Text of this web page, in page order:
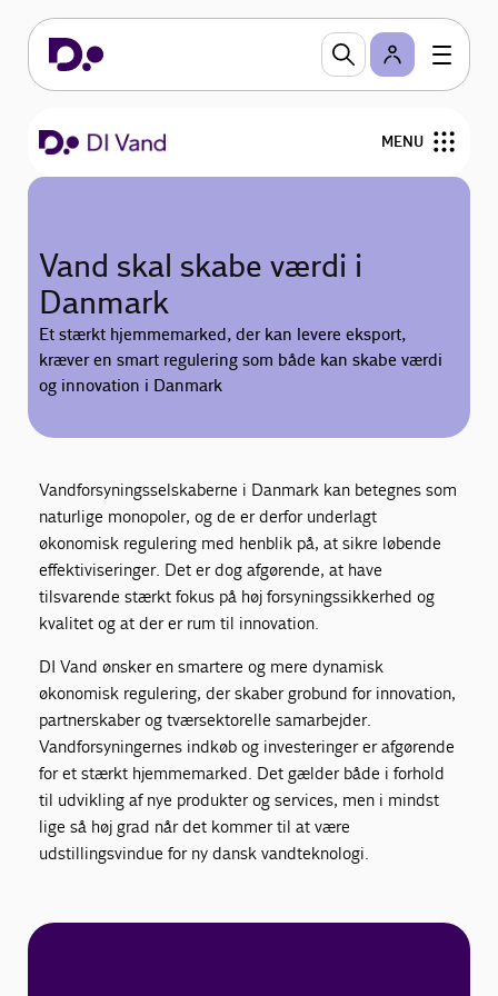
MENU
Fokusområder
Medlemsservices
Nyheder og arrangementer
Kun for medlemmer
Vand skal skabe værdi i
Danmark
Et stærkt hjemmemarked, der kan levere eksport,
kræver en smart regulering som både kan skabe værdi
og innovation i Danmark
Vandforsyningsselskaberne i Danmark kan betegnes som
naturlige monopoler, og de er derfor underlagt
økonomisk regulering med henblik på, at sikre løbende
effektiviseringer. Det er dog afgørende, at have
tilsvarende stærkt fokus på høj forsyningssikkerhed og
kvalitet og at der er rum til innovation.
DI Vand ønsker en smartere og mere dynamisk
økonomisk regulering, der skaber grobund for innovation,
partnerskaber og tværsektorelle samarbejder.
Vandforsyningernes indkøb og investeringer er afgørende
for et stærkt hjemmemarked. Det gælder både i forhold
til udvikling af nye produkter og services, men i mindst
lige så høj grad når det kommer til at være
udstillingsvindue for ny dansk vandteknologi.